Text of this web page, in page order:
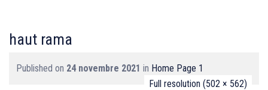
haut rama
Published on 24 novembre 2021 in Home Page 1
Full resolution (502 × 562)